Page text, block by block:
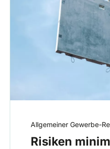
Allgemeiner Gewerbe-
Risiken